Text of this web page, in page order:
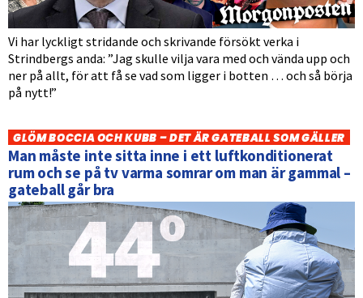
Vi har lyckligt stridande och skrivande försökt verka i
Strindbergs anda: ”Jag skulle vilja vara med och vända upp och
ner på allt, för att få se vad som ligger i botten … och så börja
på nytt!”
GLÖM BOCCIA OCH KUBB – DET ÄR GATEBALL SOM GÄLLER
Man måste inte sitta inne i ett luftkonditionerat
rum och se på tv varma somrar om man är gammal –
gateball går bra